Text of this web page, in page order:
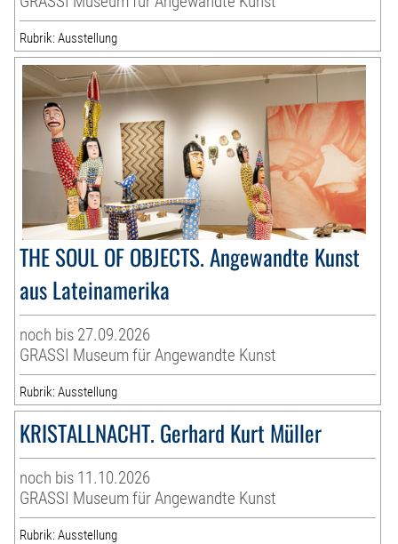
Rubrik: Ausstellung
THE SOUL OF OBJECTS. Angewandte Kunst
aus Lateinamerika
noch bis 27.09.2026
GRASSI Museum für Angewandte Kunst
Rubrik: Ausstellung
KRISTALLNACHT. Gerhard Kurt Müller
noch bis 11.10.2026
GRASSI Museum für Angewandte Kunst
Rubrik: Ausstellung